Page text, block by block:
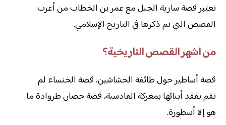
تعتبر قصة سارية الجبل مع عمر بن الخطاب من أغرب
القصص التي تم ذكرها في التاريخ الإسلامي.
من اشهر القصص التاريخية؟
قصة أساطير حول طائفة الحشاشين، قصة الخنساء لم
تقم بفقد أبنائها بمعركة القادسية، قصة حصان طروادة ما
هو إلا أسطورة.